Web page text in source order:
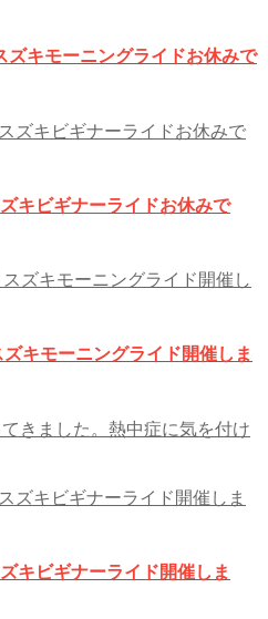
ズキモーニングライドお休みで
キビギナーライドお休みで
キモーニングライド開催しま
きました。熱中症に気を付け
キビギナーライド開催しま